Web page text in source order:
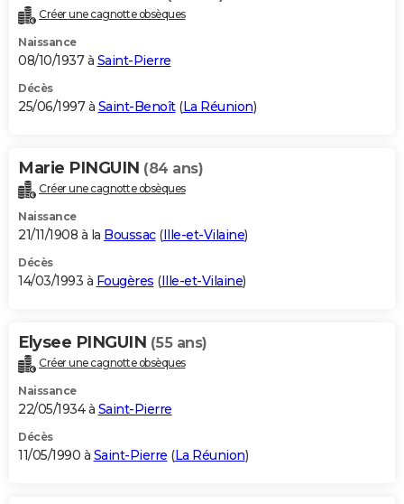
Créer une cagnotte obsèques
Naissance
08/10/1937 à Saint-Pierre
Décès
25/06/1997 à Saint-Benoît(La Réunion)
Marie PINGUIN (84 ans)
Créer une cagnotte obsèques
Naissance
21/11/1908 à la Boussac(Ille-et-Vilaine)
Décès
14/03/1993 à Fougères (Ille-et-Vilaine)
Elysee PINGUIN (55 ans)
Créer une cagnotte obsèques
Naissance
22/05/1934 à Saint-Pierre
Décès
11/05/1990 à Saint-Pierre (La Réunion)